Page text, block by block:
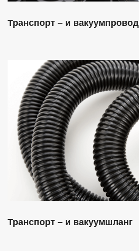
Транспорт – и вакуумпровод
Транспорт – и вакуумшланг